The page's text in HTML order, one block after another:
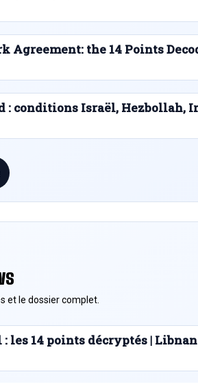
Agreement: the 14 Points
: conditions Israël, Hezbollah,
et le dossier complet.
les 14 points décryptés |